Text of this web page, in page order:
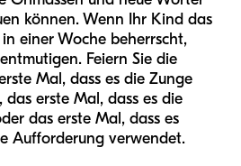
können. Wenn Ihr Kind das
einer Woche beherrscht,
Feiern Sie die
Mal, dass es die Zunge
erste Mal, dass es die
das erste Mal, dass es
Aufforderung verwendet.